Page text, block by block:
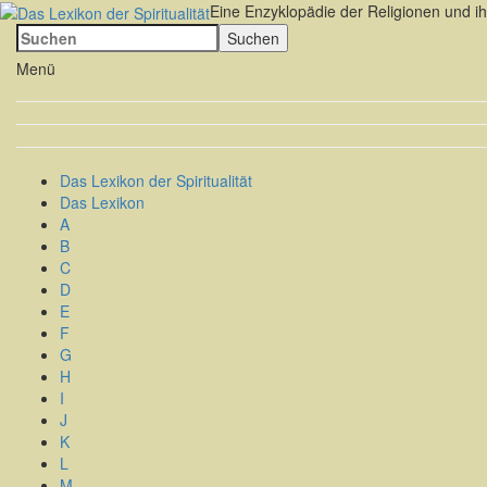
Eine Enzyklopädie der Religionen und
Menü
Das Lexikon der Spiritualität
Das Lexikon
A
B
C
D
E
F
G
H
I
J
K
L